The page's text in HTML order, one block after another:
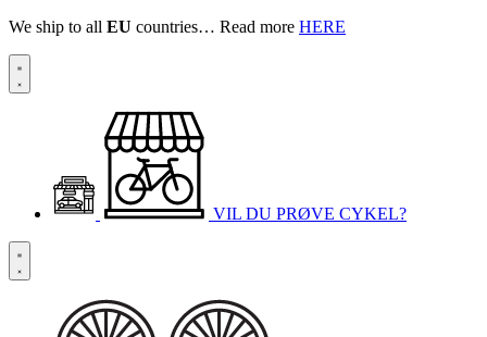
We ship to all EU countries… Read more HERE
VIL DU PRØVE CYKEL?